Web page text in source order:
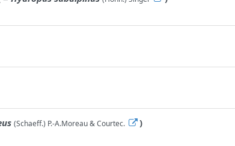
(Schaeff.) P.-A.Moreau & Courtec.
)